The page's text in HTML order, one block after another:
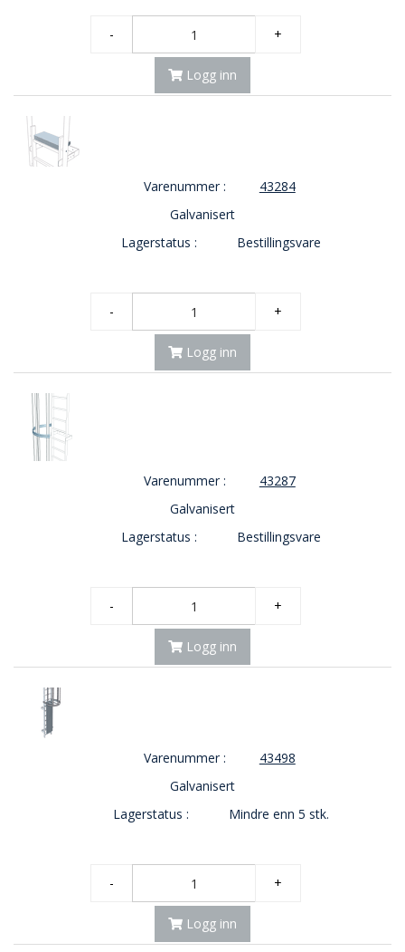
- +
Logg inn
Varenummer :
43284
Galvanisert
Lagerstatus :
Bestillingsvare
- +
Logg inn
Varenummer :
43287
Galvanisert
Lagerstatus :
Bestillingsvare
- +
Logg inn
Varenummer :
43498
Galvanisert
Lagerstatus :
Mindre enn 5 stk.
- +
Logg inn